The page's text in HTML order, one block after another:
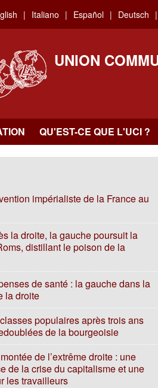
Italiano Español Deutsch
UNION
QU'EST-CE QUE L'UCI ?
impérialiste de la France au
la droite, la gauche poursuit la
distillant le poison de la
de santé : la gauche dans la
la droite
populaires après trois ans
de la bourgeoisie
de l’extrême droite : une
de la crise du capitalisme et une
les travailleurs